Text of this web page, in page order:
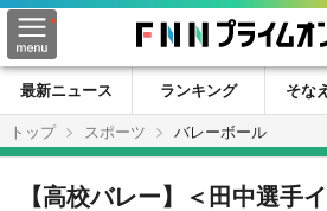
最新ニュース ランキング そな
トップ
スポーツ バレーボール
【高校バレー】＜田中選手